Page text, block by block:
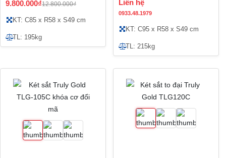
9.800.000₫12.800.000₫
KT: C85 x R58 x S49 cm
TL: 195kg
Liên hệ
0933.48.1979
KT: C95 x R58 x S49 cm
TL: 215kg